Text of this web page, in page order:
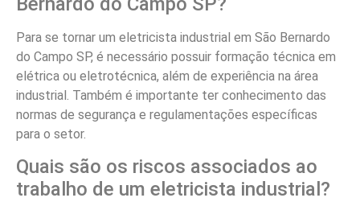
Para se tornar um eletricista industrial em São Bernardo
do Campo SP, é necessário possuir formação técnica em
elétrica ou eletrotécnica, além de experiência na área
industrial. Também é importante ter conhecimento das
normas de segurança e regulamentações específicas
para o setor.
Quais são os riscos associados ao
trabalho de um eletricista industrial?